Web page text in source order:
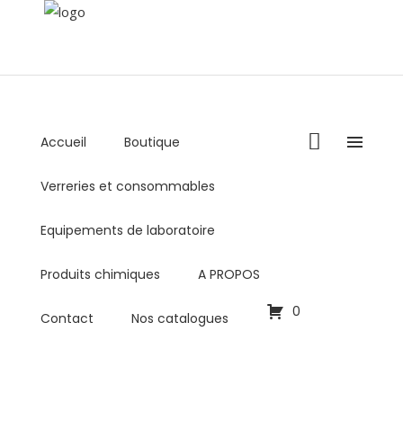
Lundi - Vendredi : 8:00AM - 5:00PM
Accueil Boutique
Verreries et consommables
Equipements de laboratoire
Produits chimiques A PROPOS
Contact Nos catalogues 0